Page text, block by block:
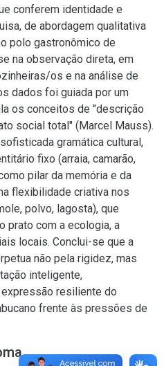
conferem identidade e
de abordagem qualitativa
polo gastronômico de
na observação direta, em
os e na análise de
dados foi guiada por um
os conceitos de "descrição
social total" (Marcel Mauss).
gramática cultural,
fixo (arraia, camarão,
pilar da memória e da
flexibilidade criativa nos
polvo, lagosta), que
prato com a ecologia, a
locais. Conclui-se que a
não pela rigidez, mas
inteligente,
resiliente do
frente às pressões de